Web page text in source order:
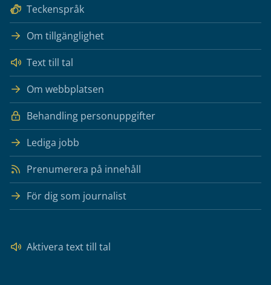
Teckenspråk
Om tillgänglighet
Text till tal
Om webbplatsen
Behandling personuppgifter
Lediga jobb
Prenumerera på innehåll
För dig som journalist
Aktivera text till tal